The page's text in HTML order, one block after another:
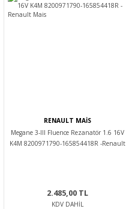
RENAULT MAİS
Megane 3-III Fluence Rezanatör 1.6 16V
K4M 8200971790-165854418R -Renault
2.485,00 TL
KDV DAHIL